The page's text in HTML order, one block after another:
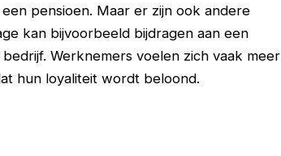
pensioen. Maar er zijn ook andere
kan bijvoorbeeld bijdragen aan een
Werknemers voelen zich vaak meer
hun loyaliteit wordt beloond.